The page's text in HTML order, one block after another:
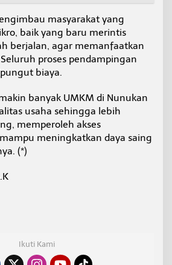
masyarakat yang
baik yang baru merintis
berjalan, agar memanfaatkan
proses pendampingan
biaya.
banyak UMKM di Nunukan
usaha sehingga lebih
memperoleh akses
meningkatkan daya saing
(*)
Ikuti Kami